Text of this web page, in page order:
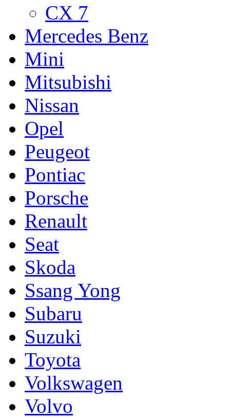
CX 7
Mercedes Benz
Mini
Mitsubishi
Nissan
Opel
Peugeot
Pontiac
Porsche
Renault
Seat
Skoda
Ssang Yong
Subaru
Suzuki
Toyota
Volkswagen
Volvo